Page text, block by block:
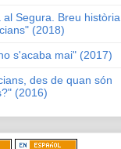
al Segura. Breu història
(2018)
s'acaba mai" (2017)
des de quan són
(2016)